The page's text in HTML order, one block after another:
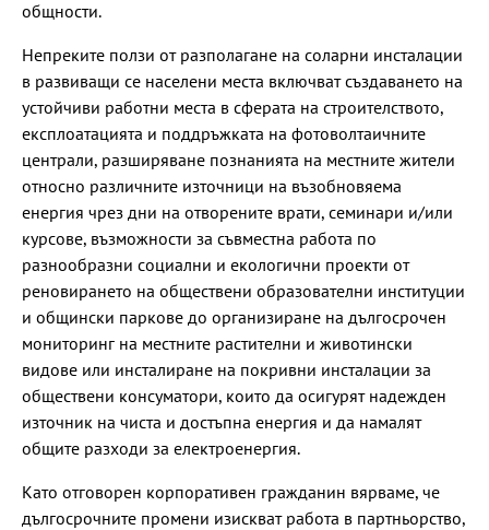
общности.
Непреките ползи от разполагане на соларни инсталации
в развиващи се населени места включват създаването на
устойчиви работни места в сферата на строителството,
експлоатацията и поддръжката на фотоволтаичните
централи, разширяване познанията на местните жители
относно различните източници на възобновяема
енергия чрез дни на отворените врати, семинари и/или
курсове, възможности за съвместна работа по
разнообразни социални и екологични проекти от
реновирането на обществени образователни институции
и общински паркове до организиране на дългосрочен
мониторинг на местните растителни и животински
видове или инсталиране на покривни инсталации за
обществени консуматори, които да осигурят надежден
източник на чиста и достъпна енергия и да намалят
общите разходи за електроенергия.
Като отговорен корпоративен гражданин вярваме, че
дългосрочните промени изискват работа в партньорство,